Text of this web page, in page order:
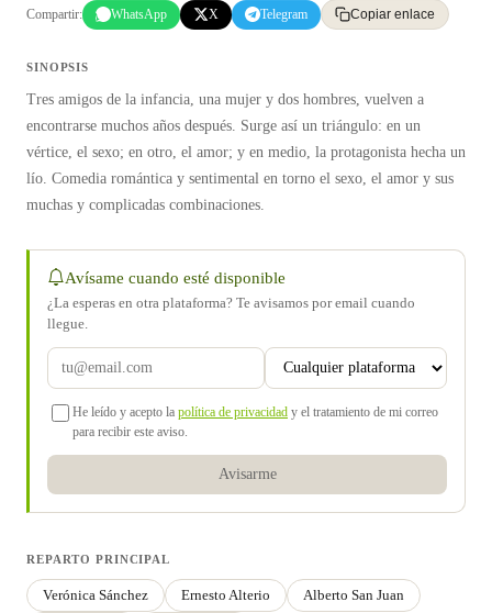
Compartir: WhatsApp X Telegram Copiar enlace
SINOPSIS
Tres amigos de la infancia, una mujer y dos hombres, vuelven a
encontrarse muchos años después. Surge así un triángulo: en un
vértice, el sexo; en otro, el amor; y en medio, la protagonista hecha un
lío. Comedia romántica y sentimental en torno el sexo, el amor y sus
muchas y complicadas combinaciones.
Avísame cuando esté disponible
¿La esperas en otra plataforma? Te avisamos por email cuando
llegue.
He leído y acepto la política de privacidad y el tratamiento de mi correo
para recibir este aviso.
Avisarme
REPARTO PRINCIPAL
Verónica Sánchez Ernesto Alterio
Alberto San Juan